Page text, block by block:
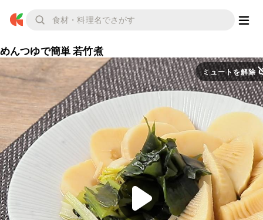
めんつゆで簡単 若竹煮
ミュートを解除